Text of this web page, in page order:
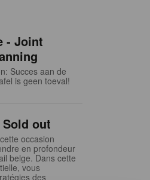
- Joint
Succes aan de
is geen toeval!
out
occasion
en profondeur
belge. Dans cette
vous
des